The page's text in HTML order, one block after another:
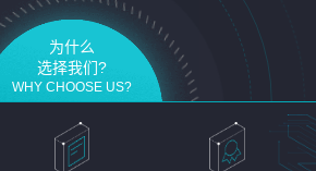
为什么
选择我们?
WHY CHOOSE US?